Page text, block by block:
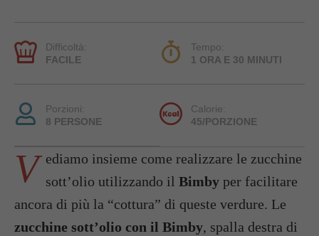
Difficoltà:
FACILE
Tempo:
1 ORA E 30 MINUTI
Porzioni:
8 PERSONE
Calorie:
45/PORZIONE
V ediamo insieme come realizzare le zucchine
sott’olio utilizzando il Bimby per facilitare
ancora di più la “cottura” di queste verdure. Le
zucchine sott’olio con il Bimby, spalla destra di